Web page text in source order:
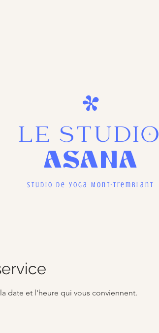
LE STUDIO
ASANA
Studio de yoga Mont-Tremblant
date et l'heure qui vous conviennent.